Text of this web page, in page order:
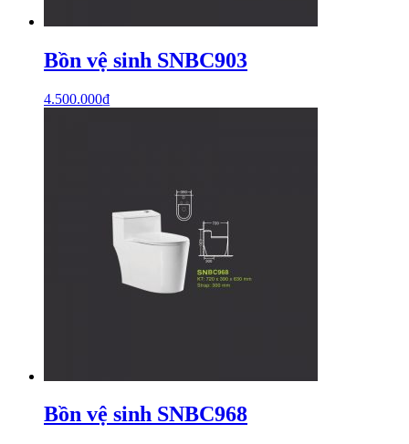
Bồn vệ sinh SNBC903
4.500.000₫
Bồn vệ sinh SNBC968